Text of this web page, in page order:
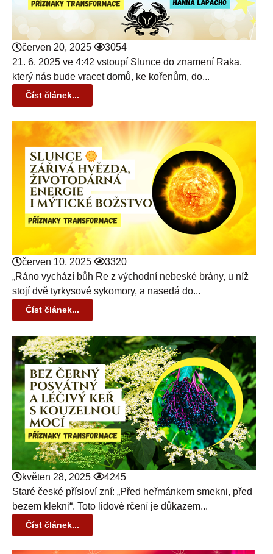
červen 20, 2025
3054
21. 6. 2025 ve 4:42 vstoupí Slunce do znamení Raka,
který nás bude vracet domů, ke kořenům, do...
Číst článek...
červen 10, 2025
3320
„Ráno vychází bůh Re z východní nebeské brány, u níž
stojí dvě tyrkysové sykomory, a nasedá do...
Číst článek...
květen 28, 2025
4245
Staré české přísloví zní: „Před heřmánkem smekni, před
bezem klekni“. Toto lidové rčení je důkazem...
Číst článek...